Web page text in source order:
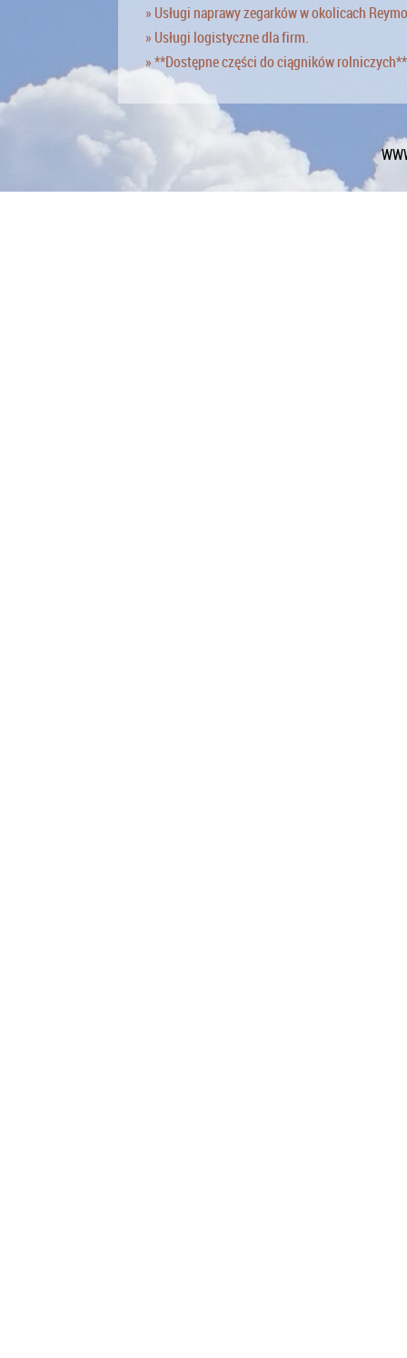
» Usługi naprawy zegarków w okolicach
» Usługi logistyczne dla firm.
» **Dostępne części do ciągników rolniczych**